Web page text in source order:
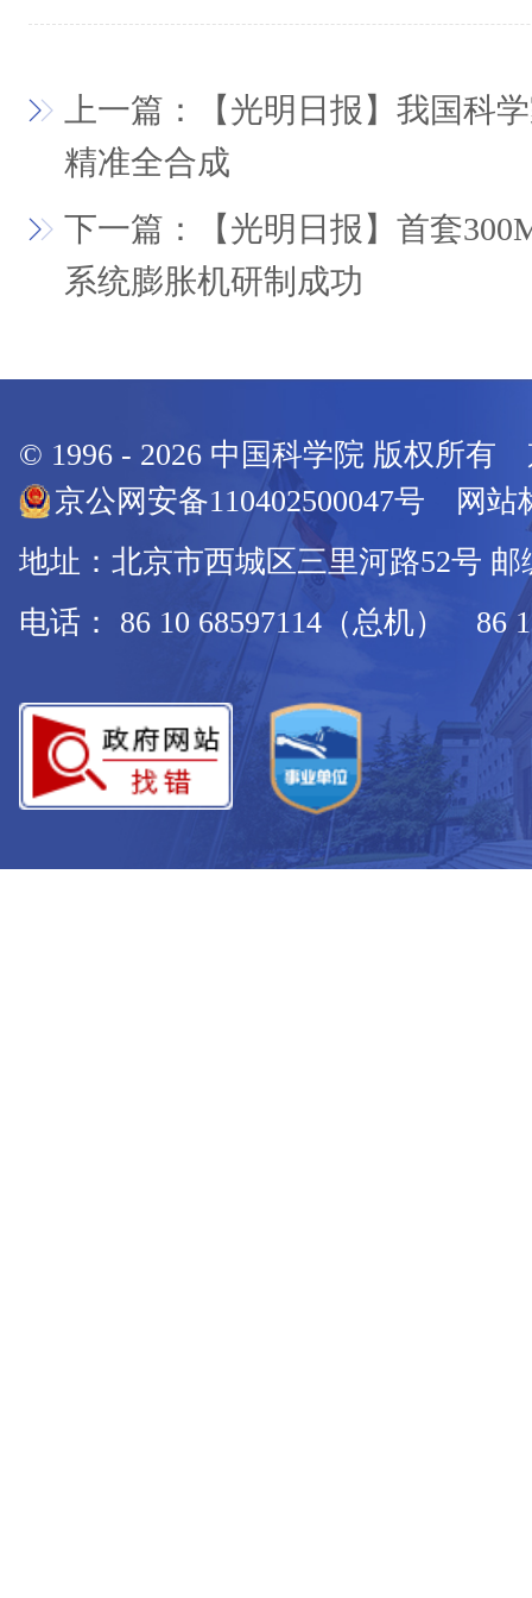
上一篇：【光明日报】我国科
精准全合成
下一篇：【光明日报】首套
系统膨胀机研制成功
© 1996 - 2026 中国科学院 版权所有
京公网安备110402500047号 网站
地址：北京市西城区三里河路52号 邮
电话： 86 10 68597114（总机） 86